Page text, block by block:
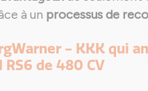
à un processus de
- KKK qui
de 480 CV